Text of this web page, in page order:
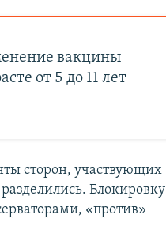
вакцины
от 5 до 11 лет
сторон, участвующих
Блокировку
«против»